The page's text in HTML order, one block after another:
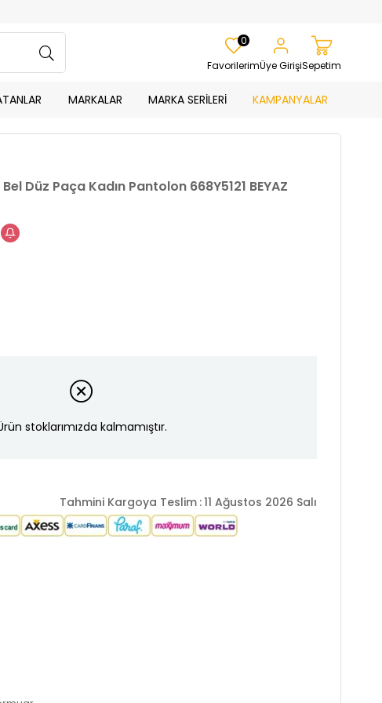
Favorilerim
0
Üye GirişiSepetim
MARKALAR MARKA SERİLERİ KAMPANYALAR
Düz Paça Kadın Pantolon 668Y5121 BEYAZ
stoklarımızda kalmamıştır.
Tahmini Kargoya Teslim :11 Ağustos 2026 Salı